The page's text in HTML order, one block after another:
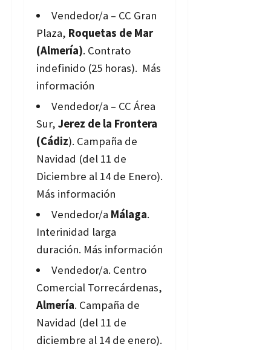
Vendedor/a – CC Gran
Plaza, Roquetas de Mar
(Almería). Contrato
indefinido (25 horas). Más
información
Vendedor/a – CC Área
Sur, Jerez de la Frontera
(Cádiz). Campaña de
Navidad (del 11 de
Diciembre al 14 de Enero).
Más información
Vendedor/a Málaga.
Interinidad larga
duración. Más información
Vendedor/a. Centro
Comercial Torrecárdenas,
Almería. Campaña de
Navidad (del 11 de
diciembre al 14 de enero).